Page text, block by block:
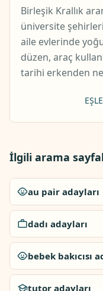
Birleşik Krallık
üniversite
aile evlerinde
düzen, araç
tarihi erkenden
İlgili arama
au pair adayları
dadı adayları
bebek bakıcısı
tutor adayları